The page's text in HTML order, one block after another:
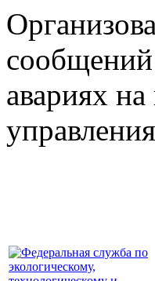
авариях